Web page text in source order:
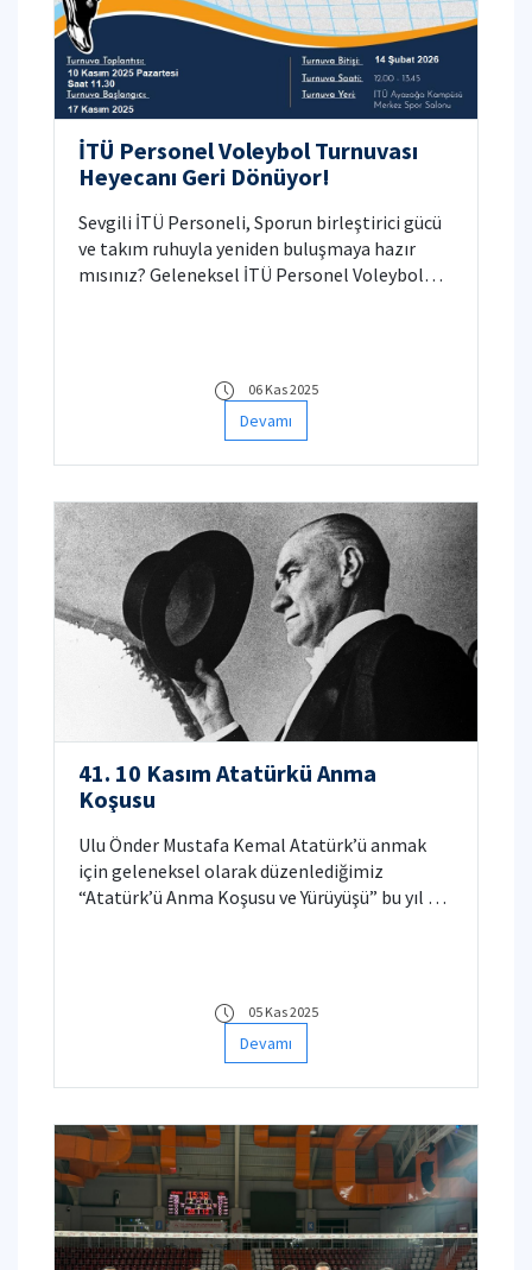
İTÜ Personel Voleybol Turnuvası
Heyecanı Geri Dönüyor!
Sevgili İTÜ Personeli, Sporun birleştirici gücü
ve takım ruhuyla yeniden buluşmaya hazır
mısınız? Geleneksel İTÜ Personel Voleybol
arkadaşlarınızla unutulmaz anılar biriktirmek
için mükemmel bir fırsat.
06 Kas 2025
Devamı
41. 10 Kasım Atatürkü Anma
Koşusu
Ulu Önder Mustafa Kemal Atatürk’ü anmak
için geleneksel olarak düzenlediğimiz
“Atatürk’ü Anma Koşusu ve Yürüyüşü” bu yıl 41.
05 Kas 2025
Devamı